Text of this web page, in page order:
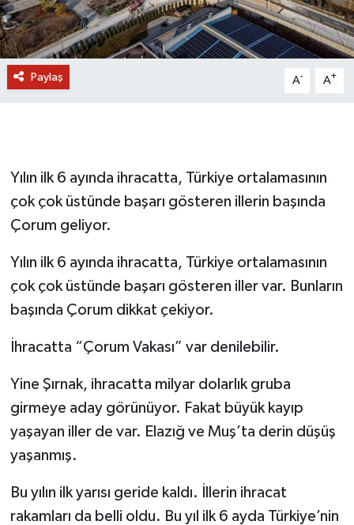
Paylaş A- A+
Yılın ilk 6 ayında ihracatta, Türkiye ortalamasının
çok çok üstünde başarı gösteren illerin başında
Çorum geliyor.
Yılın ilk 6 ayında ihracatta, Türkiye ortalamasının
çok çok üstünde başarı gösteren iller var. Bunların
başında Çorum dikkat çekiyor.
İhracatta “Çorum Vakası” var denilebilir.
Yine Şırnak, ihracatta milyar dolarlık gruba
girmeye aday görünüyor. Fakat büyük kayıp
yaşayan iller de var. Elazığ ve Muş’ta derin düşüş
yaşanmış.
Bu yılın ilk yarısı geride kaldı. İllerin ihracat
rakamları da belli oldu. Bu yıl ilk 6 ayda Türkiye’nin